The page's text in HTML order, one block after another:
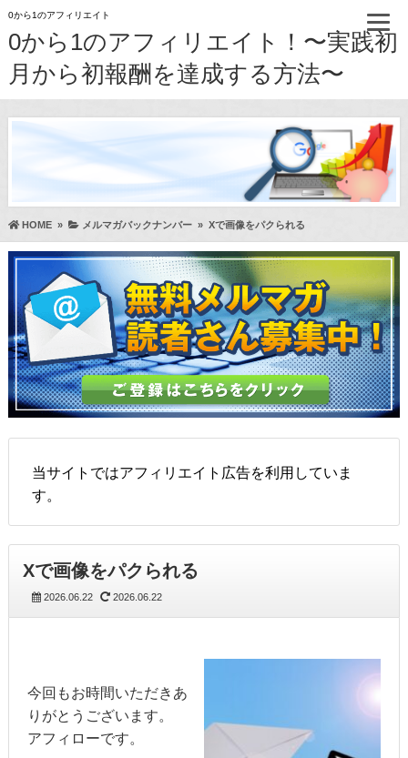
0から1のアフィリエイト
0から1のアフィリエイト！〜実践初
月から初報酬を達成する方法〜
HOME» メルマガバックナンバー» Xで画像をパクられる
当サイトではアフィリエイト広告を利用していま
す。
Xで画像をパクられる
2026.06.22 2026.06.22
今回もお時間いただきあ
りがとうございます。
アフィローです。